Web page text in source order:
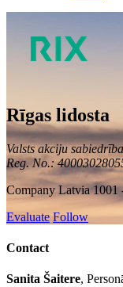
Rīgas lidosta
Valsts akciju
Reg. No.:
Company Latvia 1001
Evaluate Follow
Contact
Sanita Šaitere,